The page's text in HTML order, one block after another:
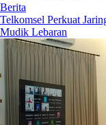
Berita
Telkomsel Perkuat
Mudik Lebaran